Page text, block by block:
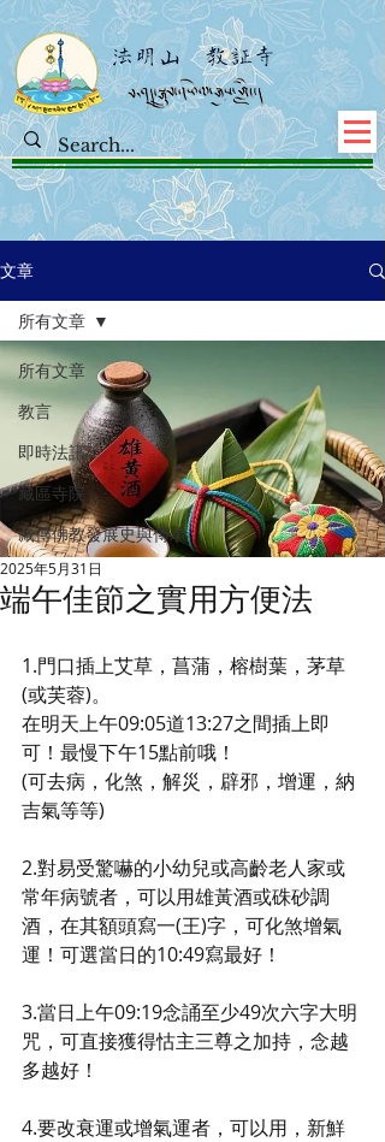
文章
所有文章
教言
即時法訊
藏區寺院
藏傳佛教發展史與傳承
所有文章
端午佳節之實用方便法
2025年5月31日
1.門口插上艾草，菖蒲，榕樹葉，茅草
(或芙蓉)。
在明天上午09:05道13:27之間插上即
可！最慢下午15點前哦！
(可去病，化煞，解災，辟邪，增運，納
吉氣等等)
2.對易受驚嚇的小幼兒或高齡老人家或
常年病號者，可以用雄黃酒或硃砂調
酒，在其額頭寫一(王)字，可化煞增氣
運！可選當日的10:49寫最好！
3.當日上午09:19念誦至少49次六字大明
咒，可直接獲得怙主三尊之加持，念越
多越好！
4.要改衰運或增氣運者，可以用，新鮮